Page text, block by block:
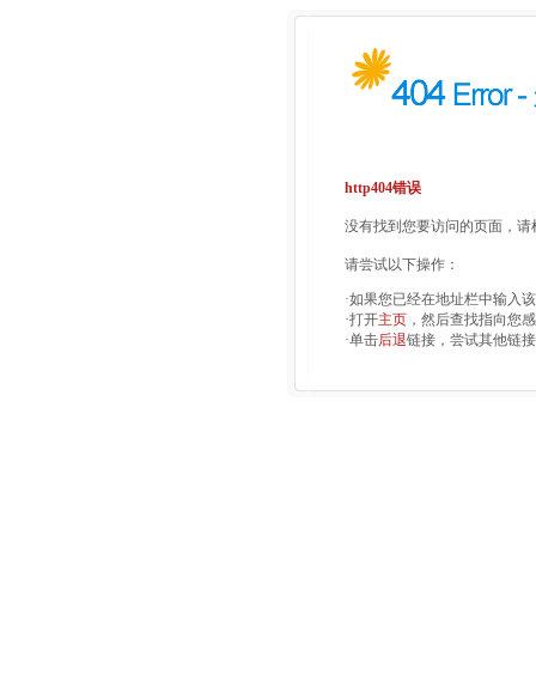
http404错误
没有找到您要访问的页面，
请尝试以下操作：
·如果您已经在地址栏中输入
·打开主页 ，然后查找指向您
·单击后退链接，尝试其他链